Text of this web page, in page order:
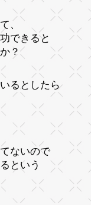
、
できると
？
るとしたら
ないので
という